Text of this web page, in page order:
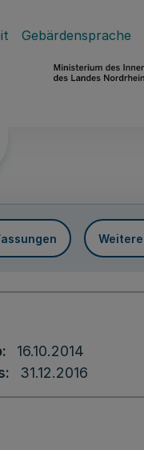
Gebärdensprache
16.10.2014
31.12.2016